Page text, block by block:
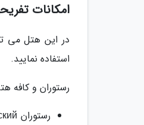
امکانات
در این هتل می
استفاده نمایید.
رستوران و کافه